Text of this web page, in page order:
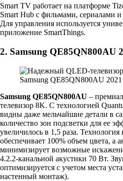
Smart TV работает на платформе
Smart Hub с фильмами, сериалами
Для управления используется
приложение SmartThings.
2. Samsung QE85QN800AU
Samsung QE85QN800AU
Samsung QE85QN800AU –
телевизор 8K. С технологией
видны даже мельчайшие детали в
количество зон подсветки для ее
увеличилось в 1,5 раза. Технология
обеспечивает 100% объем цвета, а
минимизирует возможные
4.2.2-канальной акустики 70 Вт.
оптимизируется с учетом места
настенный монтаж).